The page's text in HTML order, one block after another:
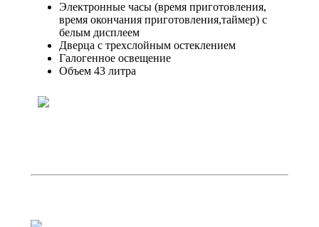
Электронные часы (время приготовления,
время окончания приготовления,таймер) с
белым дисплеем
Дверца с трехслойным остеклением
Галогенное освещение
Объем 43 литра